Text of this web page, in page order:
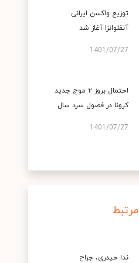
توزیع واکسن ایرانی
آنفلوانزا آغاز شد
1401/07/27
احتمال بروز ۲ موج جدید
کرونا در فصول سرد سال
1401/07/27
مرتبط
ندا حیدری، جراح